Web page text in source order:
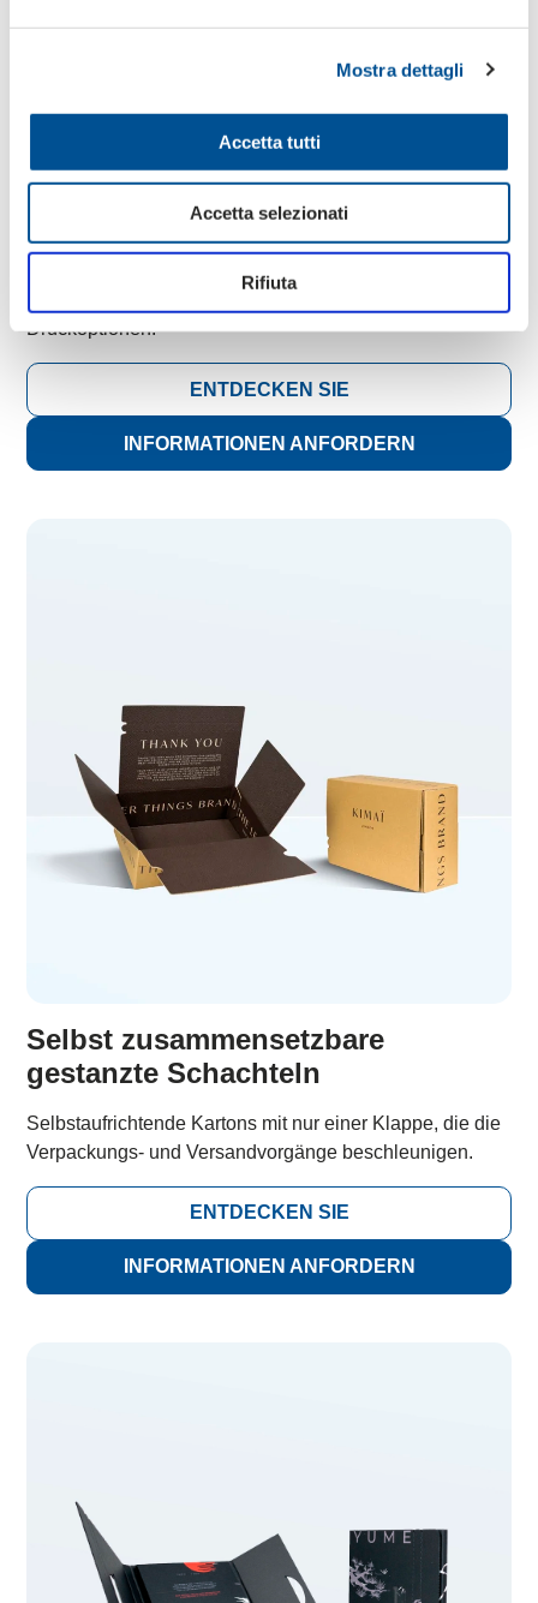
Mostra dettagli
Accetta tutti
Accetta selezionati
Rifiuta
Amerikanische Boxen
Kartons und Verpackungen aus Wellpappe für
Industrieprodukte aus verschiedenen
Fertigungsbereichen, die nach den Bedürfnissen des
Kunden in Bezug auf Produktschutz, Sicherheit und
Kommunikation gestaltet werden. Sie können klein,
Druckoptionen.
ENTDECKEN SIE
INFORMATIONEN ANFORDERN
Selbst zusammensetzbare
gestanzte Schachteln
Selbstaufrichtende Kartons mit nur einer Klappe, die die
Verpackungs- und Versandvorgänge beschleunigen.
ENTDECKEN SIE
INFORMATIONEN ANFORDERN